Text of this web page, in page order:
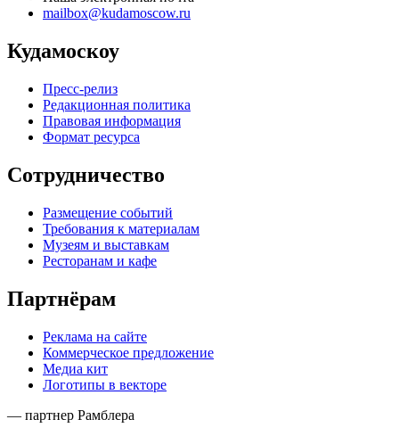
mailbox@kudamoscow.ru
Кудамоскоу
Пресс-релиз
Редакционная политика
Правовая информация
Формат ресурса
Сотрудничество
Размещение событий
Требования к материалам
Музеям и выставкам
Ресторанам и кафе
Партнёрам
Реклама на сайте
Коммерческое предложение
Медиа кит
Логотипы в векторе
— партнер Рамблера